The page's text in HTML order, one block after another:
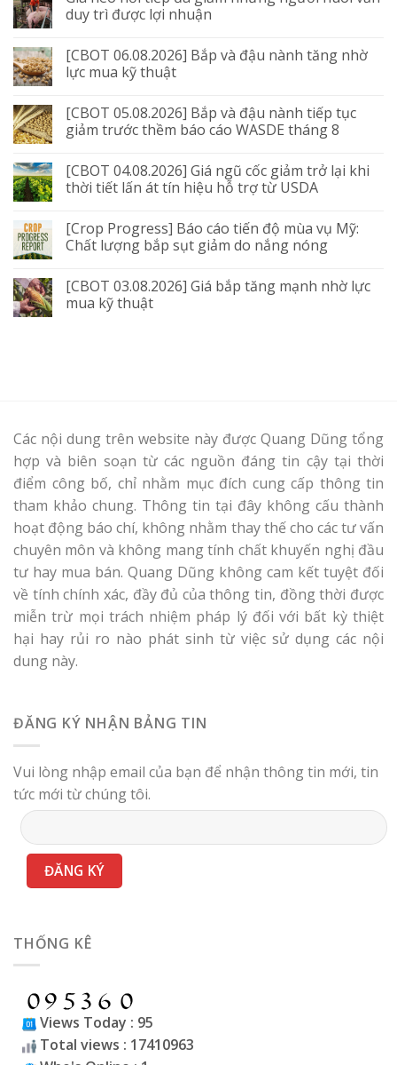
duy trì được lợi nhuận
[CBOT 06.08.2026] Bắp và đậu nành tăng nhờ
lực mua kỹ thuật
[CBOT 05.08.2026] Bắp và đậu nành tiếp tục
giảm trước thềm báo cáo WASDE tháng 8
[CBOT 04.08.2026] Giá ngũ cốc giảm trở lại khi
thời tiết lấn át tín hiệu hỗ trợ từ USDA
[Crop Progress] Báo cáo tiến độ mùa vụ Mỹ:
Chất lượng bắp sụt giảm do nắng nóng
[CBOT 03.08.2026] Giá bắp tăng mạnh nhờ lực
mua kỹ thuật
Các nội dung trên website này được Quang Dũng tổng
hợp và biên soạn từ các nguồn đáng tin cậy tại thời
điểm công bố, chỉ nhằm mục đích cung cấp thông tin
tham khảo chung. Thông tin tại đây không cấu thành
hoạt động báo chí, không nhằm thay thế cho các tư vấn
chuyên môn và không mang tính chất khuyến nghị đầu
tư hay mua bán. Quang Dũng không cam kết tuyệt đối
về tính chính xác, đầy đủ của thông tin, đồng thời được
miễn trừ mọi trách nhiệm pháp lý đối với bất kỳ thiệt
hại hay rủi ro nào phát sinh từ việc sử dụng các nội
dung này.
ĐĂNG KÝ NHẬN BẢNG TIN
Vui lòng nhập email của bạn để nhận thông tin mới, tin
tức mới từ chúng tôi.
THỐNG KÊ
Views Today : 95
Total views : 17410963